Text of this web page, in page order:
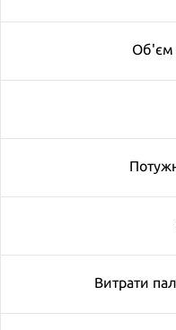
Об'єм
Витрати